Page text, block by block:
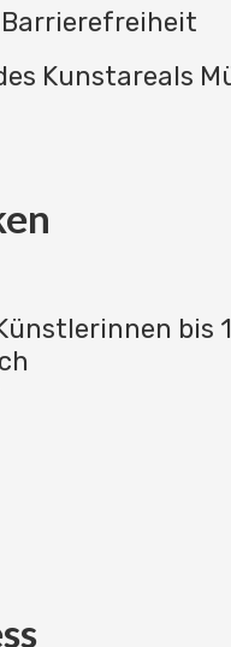
Kunstareals
bis